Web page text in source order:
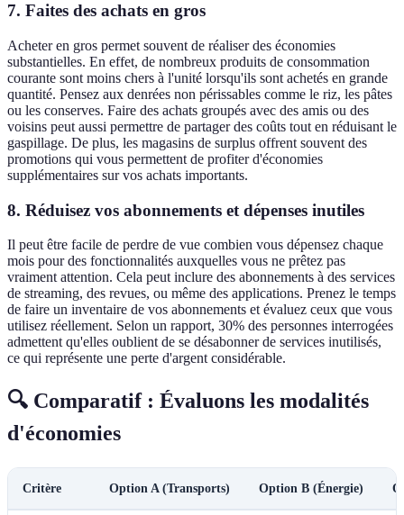
7. Faites des achats en gros
Acheter en gros permet souvent de réaliser des économies
substantielles. En effet, de nombreux produits de consommation
courante sont moins chers à l'unité lorsqu'ils sont achetés en grande
quantité. Pensez aux denrées non périssables comme le riz, les pâtes
ou les conserves. Faire des achats groupés avec des amis ou des
voisins peut aussi permettre de partager des coûts tout en réduisant le
gaspillage. De plus, les magasins de surplus offrent souvent des
promotions qui vous permettent de profiter d'économies
supplémentaires sur vos achats importants.
8. Réduisez vos abonnements et dépenses inutiles
Il peut être facile de perdre de vue combien vous dépensez chaque
mois pour des fonctionnalités auxquelles vous ne prêtez pas
vraiment attention. Cela peut inclure des abonnements à des services
de streaming, des revues, ou même des applications. Prenez le temps
de faire un inventaire de vos abonnements et évaluez ceux que vous
utilisez réellement. Selon un rapport, 30% des personnes interrogées
admettent qu'elles oublient de se désabonner de services inutilisés,
ce qui représente une perte d'argent considérable.
🔍 Comparatif : Évaluons les modalités
d'économies
Critère Option A (Transports) Option B (Énergie)